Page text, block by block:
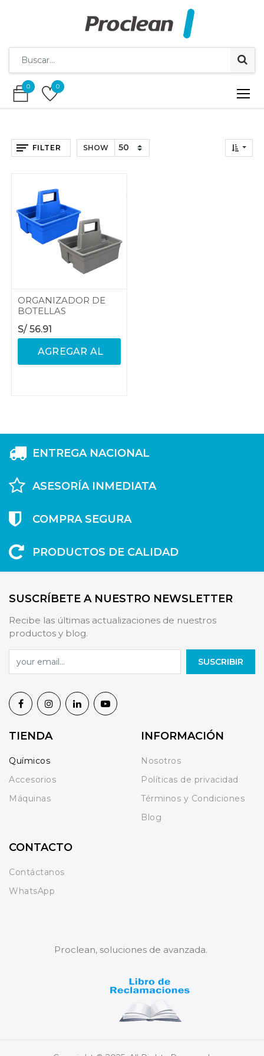
0 0
0 0
FILTER SHOW
ORGANIZADOR DE
BOTELLAS
S/ 56.91
AGREGAR AL
ENTREGA NACIONAL
ASESORÍA INMEDIATA
COMPRA SEGURA
PRODUCTOS DE CALIDAD
SUSCRÍBETE A NUESTRO NEWSLETTER
Recibe las últimas actualizaciones de nuestros
productos y blog.
SUSCRIBIR
TIENDA
Químicos
Accesorios
Máquinas
INFORMACIÓN
Nosotros
Políticas de privacidad
Términos y Condiciones
Blog
CONTACTO
Contáctanos
WhatsApp
Proclean, soluciones de avanzada.